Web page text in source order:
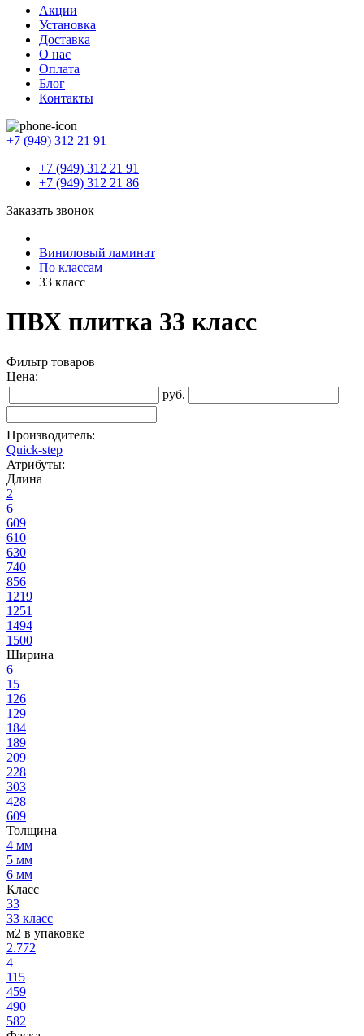
Акции
Установка
Доставка
О нас
Оплата
Блог
Контакты
+7 (949) 312 21 91
+7 (949) 312 21 91
+7 (949) 312 21 86
Заказать звонок
Виниловый ламинат
По классам
33 класс
ПВХ плитка 33 класс
Фильтр товаров
Цена:
руб.
Производитель:
Quick-step
Атрибуты:
Длина
2
6
609
610
630
740
856
1219
1251
1494
1500
Ширина
6
15
126
129
184
189
209
228
303
428
609
Толщина
4 мм
5 мм
6 мм
Класс
33
33 класс
м2 в упаковке
2.772
4
115
459
490
582